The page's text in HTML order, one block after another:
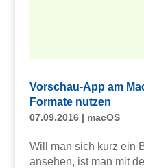
Vorschau-App am
Formate nutzen
07.09.2016| macOS
Will man sich kurz ein
ansehen, ist man mit